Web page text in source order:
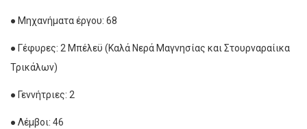
● Μηχανήματα έργου: 68
● Γέφυρες: 2 Μπέλεϋ (Καλά Νερά Μαγνησίας και Στουρναραίικα
Τρικάλων)
● Γεννήτριες: 2
● Λέμβοι: 46